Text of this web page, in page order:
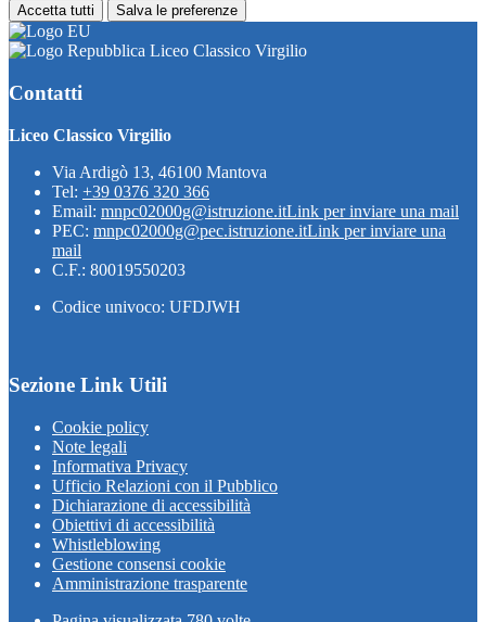
Accetta tutti Salva le preferenze
Liceo Classico Virgilio
Contatti
Liceo Classico Virgilio
Via Ardigò 13, 46100 Mantova
Tel: +39 0376 320 366
Email: mnpc02000g@istruzione.itLink per inviare una mail
PEC: mnpc02000g@pec.istruzione.itLink per inviare una
mail
C.F.: 80019550203
Codice univoco: UFDJWH
Sezione Link Utili
Cookie policy
Note legali
Informativa Privacy
Ufficio Relazioni con il Pubblico
Dichiarazione di accessibilità
Obiettivi di accessibilità
Whistleblowing
Gestione consensi cookie
Amministrazione trasparente